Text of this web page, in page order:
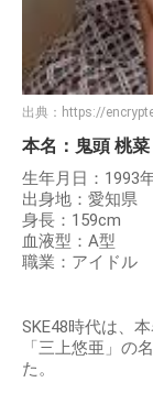
出典： https://
本名：鬼頭 桃菜
生年月日：1993
出身地：愛知県
身長：159cm
血液型：A型
職業：アイドル
SKE48時代は、
「三上悠亜」の
た。